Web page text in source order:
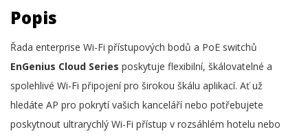
Popis
Řada enterprise Wi-Fi přístupových bodů a PoE switchů
EnGenius Cloud Series poskytuje flexibilní, škálovatelné a
spolehlivé Wi-Fi připojení pro širokou škálu aplikací. Ať už
hledáte AP pro pokrytí vašich kanceláří nebo potřebujete
poskytnout ultrarychlý Wi-Fi přístup v rozsáhlém hotelu nebo